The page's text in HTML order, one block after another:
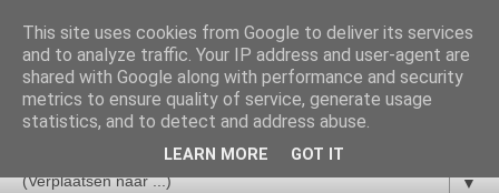
▼
This site uses cookies from Google to deliver its services
and to analyze traffic. Your IP address and user-agent are
shared with Google along with performance and security
metrics to ensure quality of service, generate usage
statistics, and to detect and address abuse.
LEARN MORE GOT IT